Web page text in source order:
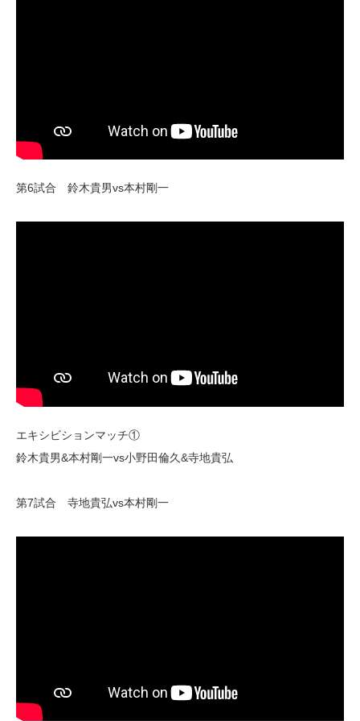
第6試合 鈴木貴男vs本村剛一
エキシビションマッチ①
鈴木貴男&本村剛一vs小野田倫久&寺地貴弘
第7試合 寺地貴弘vs本村剛一